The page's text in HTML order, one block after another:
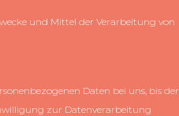
und Mittel der Verarbeitung von
Daten bei uns, bis der
zur Datenverarbeitung